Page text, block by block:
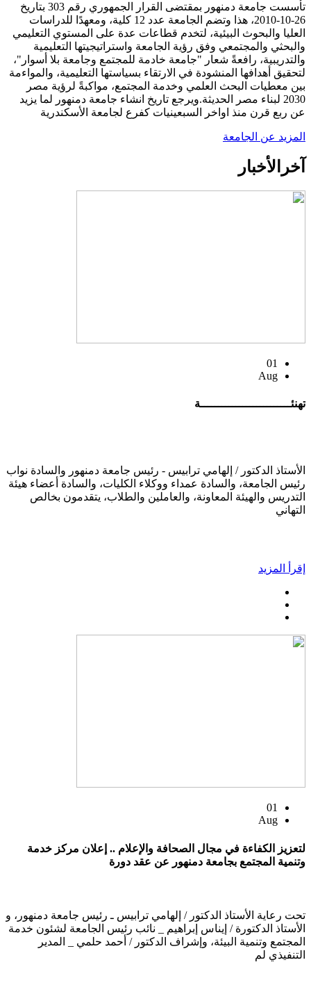
تأسست جامعة دمنهور بمقتضى القرار الجمهوري رقم 303 بتاريخ
26-10-2010، هذا وتضم الجامعة عدد 12 كلية، ومعهدًا للدراسات
العليا والبحوث البيئية، لتخدم قطاعات عدة على المستوي التعليمي
والبحثي والمجتمعي وفق رؤية الجامعة واستراتيجيتها التعليمية
والتدريبية، رافعةً شعار "جامعة خادمة للمجتمع وجامعة بلا أسوار"،
لتحقيق أهدافها المنشودة في الارتقاء بسياستها التعليمية، والمواءمة
بين معطيات البحث العلمي وخدمة المجتمع، مواكبةً لرؤية مصر
2030 لبناء مصر الحديثة.ويرجع تاريخ انشاء جامعة دمنهور لما يزيد
عن ربع قرن منذ اواخر السبعينيات كفرع لجامعة الأسكندرية
المزيد عن الجامعة
آخر الأخبار
01
Aug
تهنئــــــــــــــــــــــــــة
الأستاذ الدكتور / إلهامي ترابيس - رئيس جامعة دمنهور والسادة نواب
رئيس الجامعة، والسادة عمداء ووكلاء الكليات، والسادة أعضاء هيئة
التدريس والهيئة المعاونة، والعاملين والطلاب، يتقدمون بخالص
التهاني
إقرأ المزيد
01
Aug
لتعزيز الكفاءة في مجال الصحافة والإعلام .. إعلان مركز خدمة
وتنمية المجتمع بجامعة دمنهور عن عقد دورة
تحت رعاية الأستاذ الدكتور / إلهامي ترابيس ـ رئيس جامعة دمنهور، و
الأستاذ الدكتورة / إيناس إبراهيم _ نائب رئيس الجامعة لشئون خدمة
المجتمع وتنمية البيئة، وإشراف الدكتور / أحمد حلمي _ المدير
التنفيذي لم